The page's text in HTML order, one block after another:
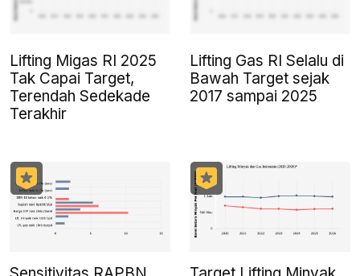
Lifting Migas RI 2025
Tak Capai Target,
Terendah Sedekade
Terakhir
Lifting Gas RI Selalu di
Bawah Target sejak
2017 sampai 2025